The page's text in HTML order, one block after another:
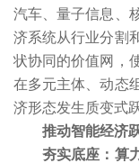
汽车、量子信息、
济系统从行业分割
状协同的价值网，
在多元主体、动态
济形态发生质变式
推动智能经济
夯实底座：算